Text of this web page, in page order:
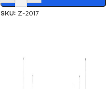
SKU: Z-2017